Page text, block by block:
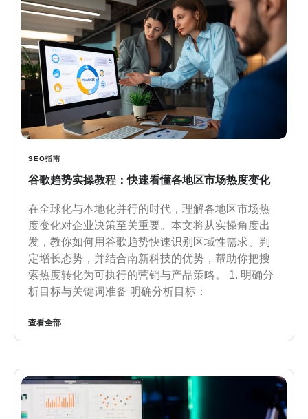
SEO指南
谷歌趋势实操教程：快速看懂各地区市场热度变化
在全球化与本地化并行的时代，理解各地区市场热
度变化对企业决策至关重要。本文将从实操角度出
发，教你如何用谷歌趋势快速识别区域性需求、判
定增长态势，并结合南新科技的优势，帮助你把搜
索热度转化为可执行的营销与产品策略。 1. 明确分
析目标与关键词准备 明确分析目标：
查看全部